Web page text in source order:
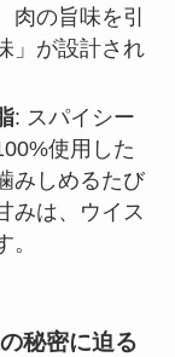
の旨味を引
」が設計され
: スパイシー
使用した
みしめるたび
みは、ウイス
秘密に迫る